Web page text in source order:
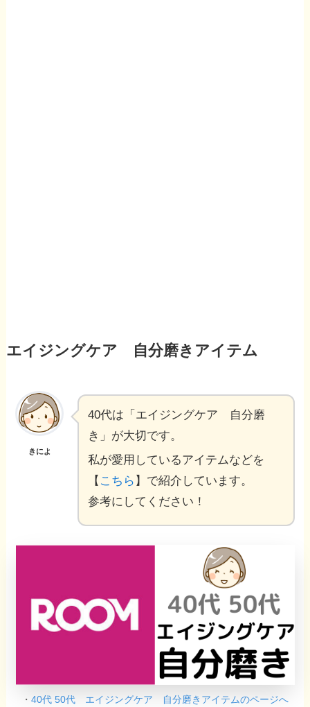
エイジングケア 自分磨きアイテム
きによ
40代は「エイジングケア 自分磨
き」が大切です。
私が愛用しているアイテムなどを
【 こちら 】で紹介しています。
参考にしてください！
・ 40代 50代 エイジングケア 自分磨きアイテムのページへ